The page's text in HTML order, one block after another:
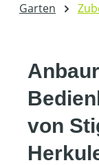
Garten
von